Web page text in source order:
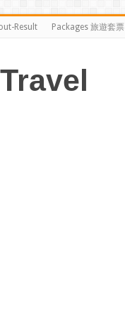
Result Packages 旅遊套票